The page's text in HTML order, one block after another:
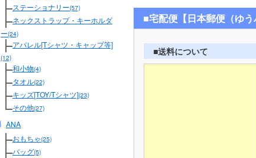
ステーショナリー(57)
ネックストラップ・キーホルダ
ー(24)
アパレル[Tシャツ・キャップ等]
(12)
和小物(4)
タオル(22)
キッズ[TOY/Tシャツ](23)
その他(27)
ANA
おもちゃ(25)
バッグ(5)
■宅配便【日本郵便（ゆ
■送料について